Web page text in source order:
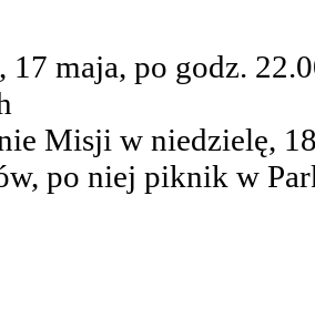
17 maja, po godz.
Misji w niedzielę,
po niej piknik w